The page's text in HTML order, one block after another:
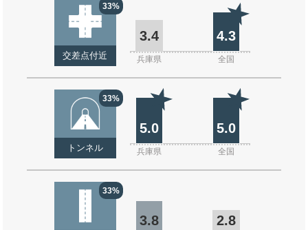
33%
交差点付近
3.4 4.3
兵庫県 全国
33%
トンネル
5.0 5.0
兵庫県 全国
33%
3.8 2.8